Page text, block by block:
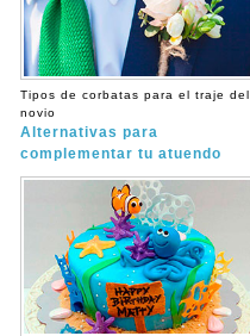
Tipos de corbatas para el traje del
novio
Alternativas para
complementar tu atuendo